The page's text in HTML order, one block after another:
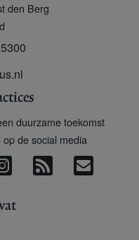
den Berg
duurzame toekomst
de social media